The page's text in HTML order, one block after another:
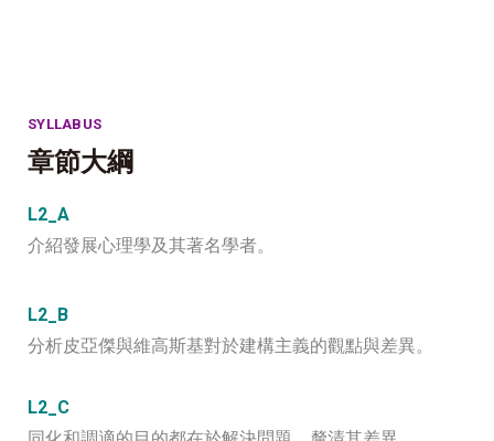
SYLLABUS
章節大綱
L2_A
介紹發展心理學及其著名學者。
L2_B
分析皮亞傑與維高斯基對於建構主義的觀點與差異。
L2_C